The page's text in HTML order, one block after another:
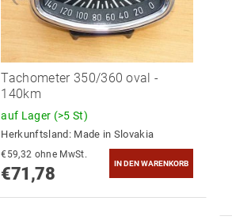
Tachometer 350/360 oval -
140km
auf Lager (>5 St)
Herkunftsland: Made in Slovakia
€59,32 ohne MwSt.
€71,78